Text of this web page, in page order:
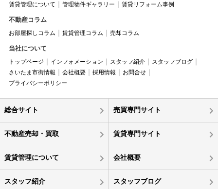
賃貸管理について 管理物件ギャラリー 賃貸リフォーム事例
不動産コラム
お部屋探しコラム 賃貸管理コラム 売却コラム
当社について
トップページ インフォメーション スタッフ紹介
スタッフブログ
さいたま市街情報
会社概要 採用情報
お問合せ
プライバシーポリシー
総合サイト 売買専門サイト
不動産売却・買取 賃貸専門サイト
賃貸管理について 会社概要
スタッフ紹介 スタッフブログ